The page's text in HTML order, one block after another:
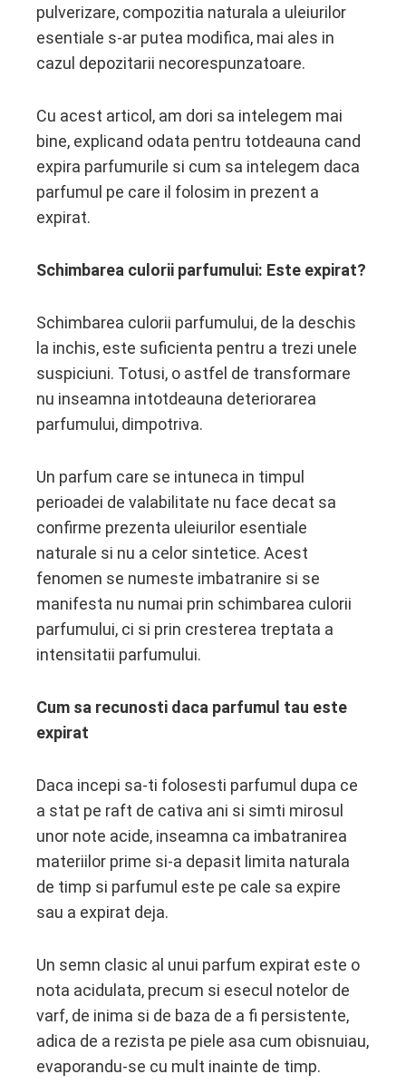
pulverizare, compozitia naturala a uleiurilor
esentiale s-ar putea modifica, mai ales in
cazul depozitarii necorespunzatoare.
Cu acest articol, am dori sa intelegem mai
bine, explicand odata pentru totdeauna cand
expira parfumurile si cum sa intelegem daca
parfumul pe care il folosim in prezent a
expirat.
Schimbarea culorii parfumului: Este expirat?
Schimbarea culorii parfumului, de la deschis
la inchis, este suficienta pentru a trezi unele
suspiciuni. Totusi, o astfel de transformare
nu inseamna intotdeauna deteriorarea
parfumului, dimpotriva.
Un parfum care se intuneca in timpul
perioadei de valabilitate nu face decat sa
confirme prezenta uleiurilor esentiale
naturale si nu a celor sintetice. Acest
fenomen se numeste imbatranire si se
manifesta nu numai prin schimbarea culorii
parfumului, ci si prin cresterea treptata a
intensitatii parfumului.
Cum sa recunosti daca parfumul tau este
expirat
Daca incepi sa-ti folosesti parfumul dupa ce
a stat pe raft de cativa ani si simti mirosul
unor note acide, inseamna ca imbatranirea
materiilor prime si-a depasit limita naturala
de timp si parfumul este pe cale sa expire
sau a expirat deja.
Un semn clasic al unui parfum expirat este o
nota acidulata, precum si esecul notelor de
varf, de inima si de baza de a fi persistente,
adica de a rezista pe piele asa cum obisnuiau,
evaporandu-se cu mult inainte de timp.